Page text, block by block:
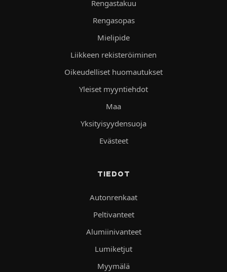
Rengastakuu
Rengasopas
Mielipide
Liikkeen rekisteröiminen
Oikeudelliset huomautukset
Yleiset myyntiehdot
Maa
Yksityisyydensuoja
Evästeet
TIEDOT
Autonrenkaat
Peltivanteet
Alumiinivanteet
Lumiketjut
Myymälä